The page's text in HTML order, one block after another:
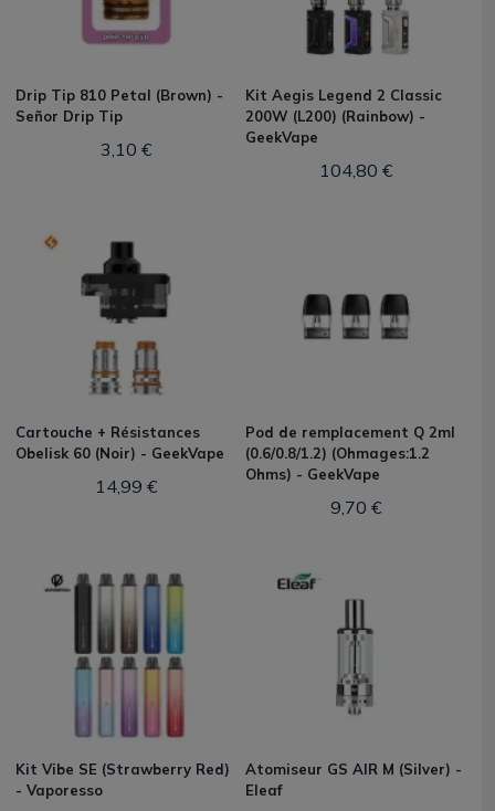
Drip Tip 810 Petal (Brown) -
Señor Drip Tip
3,10 €
Kit Aegis Legend 2 Classic
200W (L200) (Rainbow) -
GeekVape
104,80 €
Cartouche + Résistances
Obelisk 60 (Noir) - GeekVape
14,99 €
Pod de remplacement Q 2ml
(0.6/0.8/1.2) (Ohmages:1.2
Ohms) - GeekVape
9,70 €
Kit Vibe SE (Strawberry Red)
- Vaporesso
Atomiseur GS AIR M (Silver) -
Eleaf